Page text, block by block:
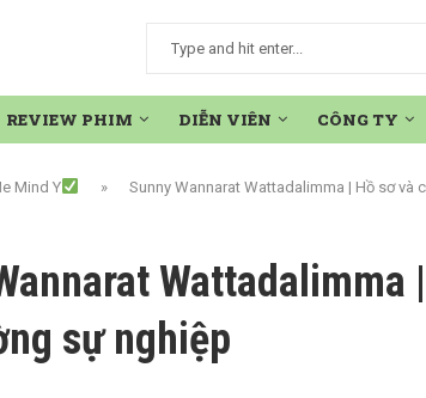
REVIEW PHIM DIỄN VIÊN CÔNG TY
Mind Y » Sunny Wannarat Wattadalimma | Hồ sơ và
Wattadalimma
sự nghiệp